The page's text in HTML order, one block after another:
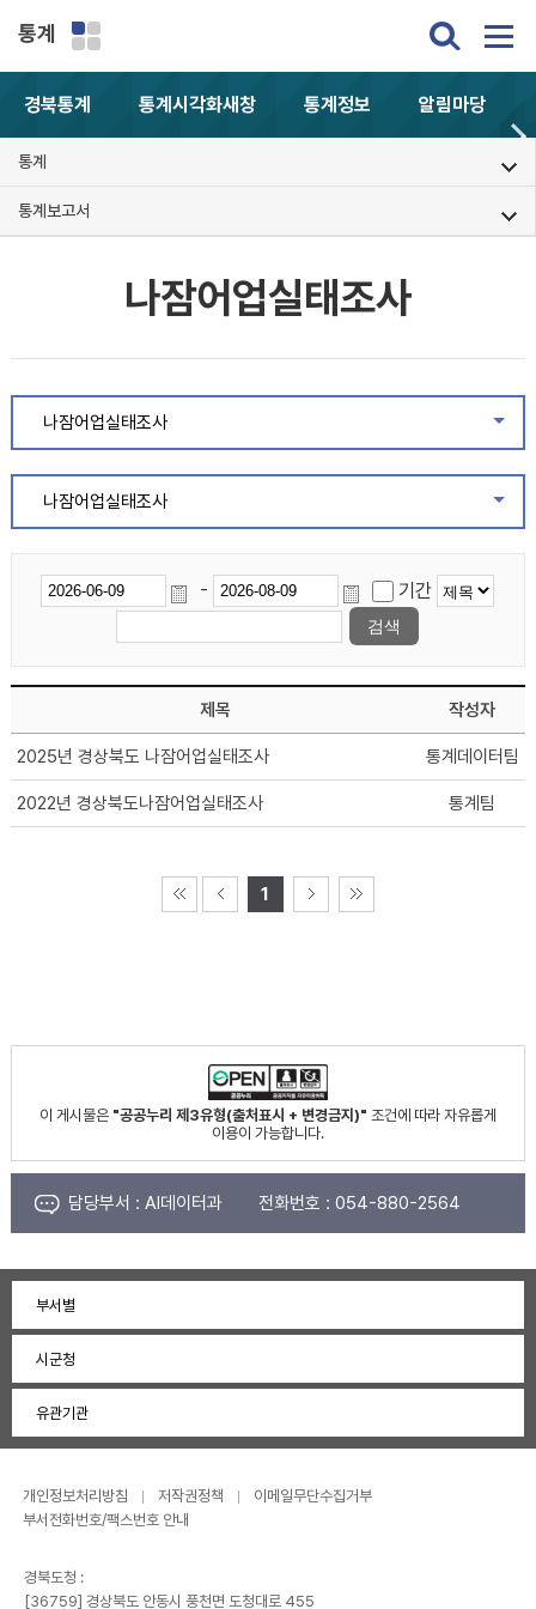
통계
경북통계 통계시각화새창 통계정보 알림마당
통계
통계보고서
나잠어업실태조사
나잠어업실태조사
나잠어업실태조사
- 기간
제목 작성자
2025년 경상북도 나잠어업실태조사 통계데이터팀
2022년 경상북도나잠어업실태조사 통계팀
1
이 게시물은 "공공누리 제3유형(출처표시 + 변경금지)" 조건에 따라 자유롭게
이용이 가능합니다.
담당부서 : AI데이터과 전화번호 : 054-880-2564
부서별
시군청
유관기관
개인정보처리방침 저작권정책
이메일무단수집거부
부서전화번호/팩스번호 안내
경북도청 :
[36759] 경상북도 안동시 풍천면 도청대로 455